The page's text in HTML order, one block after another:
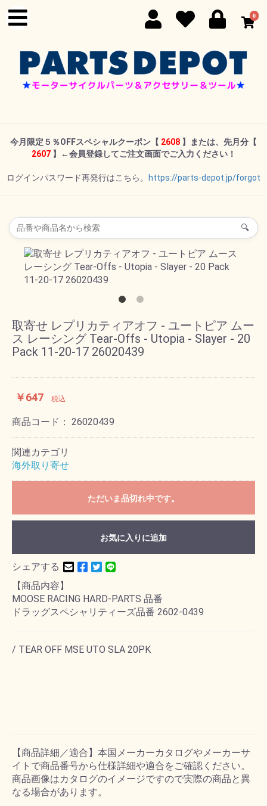
0
今月限定５％OFFスペシャルクーポン 【 2608 】または、先月分【
2607】←会員登録してご注文画面でご入力ください！
ログインパスワード再発行はこちら。 https://parts-depot.jp/forgot
🔍
取寄せ レプリカティアオフ - ユートピア ムー
ス レーシング Tear-Offs - Utopia - Slayer - 20
Pack 11-20-17 26020439
￥647 税込
商品コード： 26020439
関連カテゴリ
海外取り寄せ
ただいま品切れ中です。
お気に入りに追加
シェアする
【商品内容】
MOOSE RACING HARD-PARTS 品番
ドラッグスペシャリティーズ品番 2602-0439
/ TEAR OFF MSE UTO SLA 20PK
【商品詳細／適合】本国メーカーカタログやメーカーサ
イトで商品番号から仕様詳細や適合をご確認ください。
商品画像はカタログのイメージですので実際の商品と異
なる場合があります。